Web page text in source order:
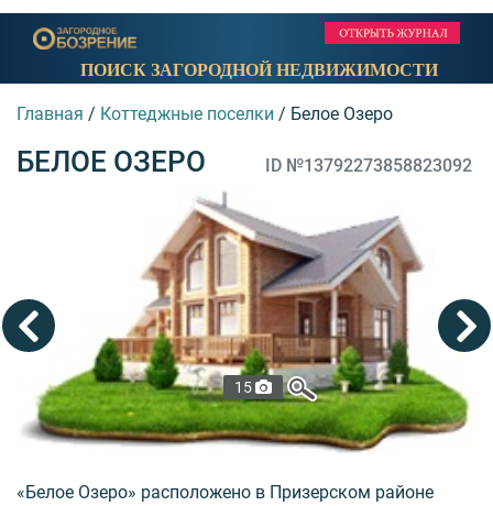
ПОИСК ЗАГОРОДНОЙ НЕДВИЖИМОСТИ
Главная / Коттеджные поселки / Белое Озеро
БЕЛОЕ ОЗЕРО ID №13792273858823092
15
«Белое Озеро» расположено в Призерском районе